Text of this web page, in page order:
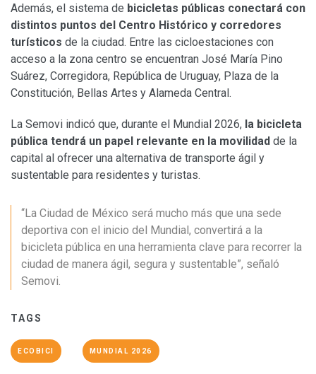
Además, el sistema de bicicletas públicas conectará con
distintos puntos del Centro Histórico y corredores
turísticos de la ciudad. Entre las cicloestaciones con
acceso a la zona centro se encuentran José María Pino
Suárez, Corregidora, República de Uruguay, Plaza de la
Constitución, Bellas Artes y Alameda Central.
La Semovi indicó que, durante el Mundial 2026, la bicicleta
pública tendrá un papel relevante en la movilidad de la
capital al ofrecer una alternativa de transporte ágil y
sustentable para residentes y turistas.
“La Ciudad de México será mucho más que una sede
deportiva con el inicio del Mundial, convertirá a la
bicicleta pública en una herramienta clave para recorrer la
ciudad de manera ágil, segura y sustentable”, señaló
Semovi.
TAGS
ECOBICI MUNDIAL 2026